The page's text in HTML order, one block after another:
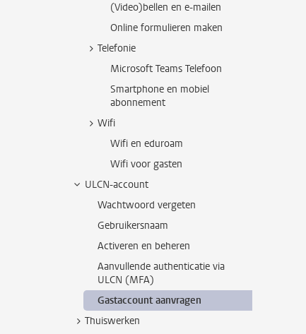
(Video)bellen en e-mailen
Online formulieren maken
Telefonie
Microsoft Teams Telefoon
Smartphone en mobiel
abonnement
Wifi
Wifi en eduroam
Wifi voor gasten
ULCN-account
Wachtwoord vergeten
Gebruikersnaam
Activeren en beheren
Aanvullende authenticatie via
ULCN (MFA)
Gastaccount aanvragen
Thuiswerken